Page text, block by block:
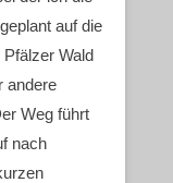
auf die
Wald
andere
Weg führt
nach